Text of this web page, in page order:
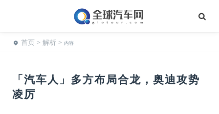
首页 > 解析 > 内容
「汽车人」多方布局合龙，奥迪攻势
凌厉